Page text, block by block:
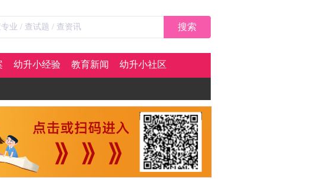
搜索
幼升小经验 教育新闻 幼升小社区